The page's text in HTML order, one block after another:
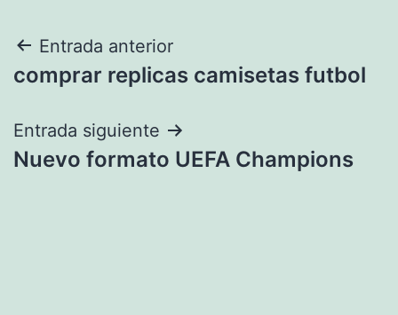
Navegación
de
entradas
Entrada anterior
comprar replicas camisetas futbol
Entrada siguiente
Nuevo formato UEFA Champions